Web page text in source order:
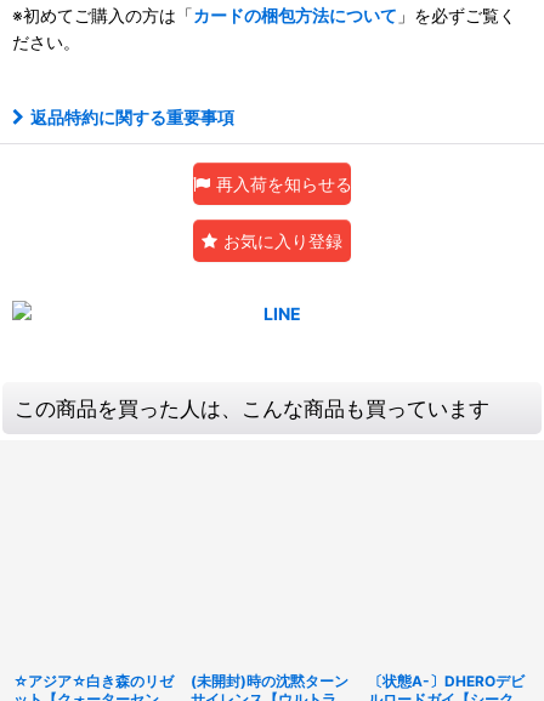
※初めてご購入の方は「カードの梱包方法について 」を必ずご覧く
ださい。
返品特約に関する重要事項
再入荷を知らせる
お気に入り登録
この商品を買った人は、こんな商品も買っています
☆アジア☆白き森のリゼ
(未開封)時の沈黙ターン
〔状態A-〕DHEROデビ